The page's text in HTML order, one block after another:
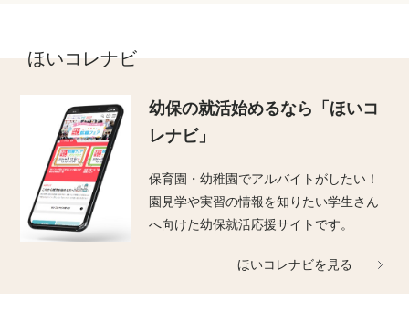
ほいコレナビ
幼保の就活始めるなら 「ほいコ
レナビ」
保育園・幼稚園でアルバイトがしたい！
園見学や実習の情報を知りたい学生さん
へ向けた幼保就活応援サイトです。
ほいコレナビを見る